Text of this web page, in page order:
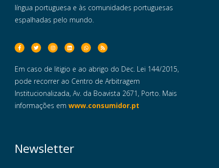
língua portuguesa e às comunidades portuguesas
espalhadas pelo mundo.
Em caso de litigio e ao abrigo do Dec. Lei 144/2015,
pode recorrer ao Centro de Arbitragem
Institucionalizada, Av. da Boavista 2671, Porto. Mais
informações em www.consumidor.pt
Newsletter